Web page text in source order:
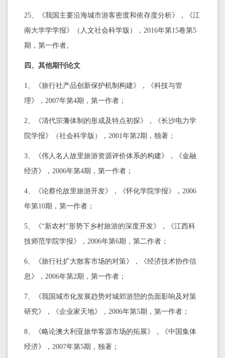
25、《我国主要沿海城市游客密度和依存度分析》，《江
南大学学学报》（人文社会科学版），2016年第15卷第5
期，第一作者。
四、其他期刊论文
1、《旅行社产品创新保护机制构建》，《科技与管
理》，2007年第4期，第一作者；
2、《清代宗藩体制的形成及特点初探》，《长沙电力学
院学报》（社会科学版），2001年第2期，独著；
3、《伟人名人故里旅游资源评价体系的构建》，《金融
经济》，2006年第4期，第一作者；
4、《论蔡伦故里旅游开发》，《怀化学院学报》，2006
年第10期，第一作者；
5、《“新农村”形势下乡村旅游的深度开发》，《江西科
技师范学院学报》，2006年第6期，第二作者；
6、《旅行社扩大散客市场的对策》，《经济技术协作信
息》，2006年第2期，第一作者；
7、《我国城市化发展趋势对城郊游憩的负面影响及对策
研究》，《企业家天地》，2006年第5期，第一作者；
8、《略论澳大利亚旅华客源市场的拓展》，《中国集体
经济》，2007年第5期，独著；